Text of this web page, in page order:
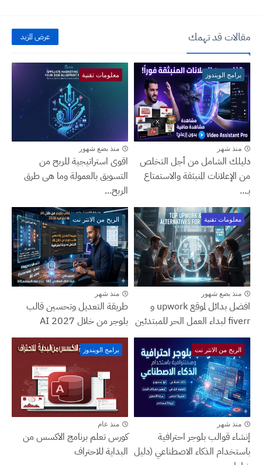
مقالات قد تهمك عرض المزيد
برامج الويندوز
منذ شهر
دليلك الشامل من أجل التخلص
من الإعلانات المنبثقة والاستمتاع
بـ...
معلومات تقنية
منذ بضع شهور
اقوى استراتيجية للربح من
التسويق بالعمولة وما هى طرق
الربح...
معلومات تقنية
منذ بضع شهور
افضل بدائل لموقع upwork و
fiverr لبداء العمل الحر للمبتدئين
الربح من الانتر نت
منذ شهر
طريقة التعديل وتحسين قالب
بلوجر من خلال AI 2027
الربح من الانتر نت
منذ شهر
إنشاء قوالب بلوجر احترافية
باستخدام الذكاء الاصطناعي (دليل
برامج الويندوز
منذ عام
كورس تعلم برنامج الاكسس من
البداية للاحتراف